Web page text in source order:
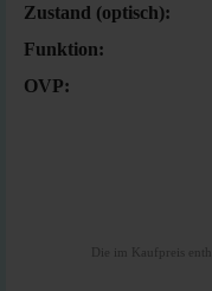
Zustand (optisch):
Funktion:
OVP:
Die im Kaufpreis